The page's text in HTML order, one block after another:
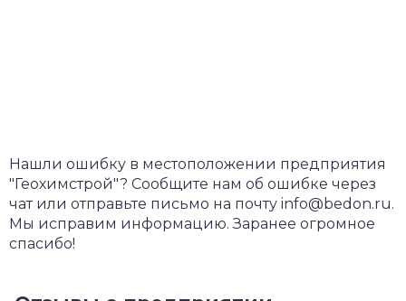
Нашли ошибку в местоположении предприятия
"Геохимстрой"? Сообщите нам об ошибке через
чат или отправьте письмо на почту info@bedon.ru.
Мы исправим информацию. Заранее огромное
спасибо!